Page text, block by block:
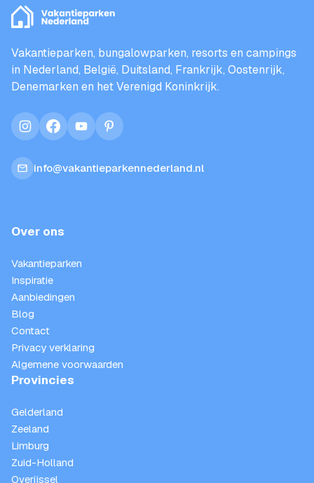
Vakantieparken, bungalowparken, resorts en campings
in Nederland, België, Duitsland, Frankrijk, Oostenrijk,
Denemarken en het Verenigd Koninkrijk.
instagramfacebookyoutubepinterest
info@vakantieparkennederland.nl
Over ons
Vakantieparken
Inspiratie
Aanbiedingen
Blog
Contact
Privacy verklaring
Algemene voorwaarden
Provincies
Gelderland
Zeeland
Limburg
Zuid-Holland
Overijssel